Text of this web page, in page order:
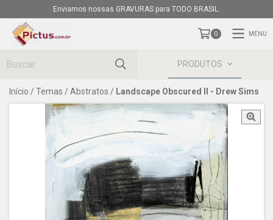
Enviamos nossas GRAVURAS para TODO BRASIL.
0 MENU
PRODUTOS
Início / Temas / Abstratos / Landscape Obscured II - Drew Sims